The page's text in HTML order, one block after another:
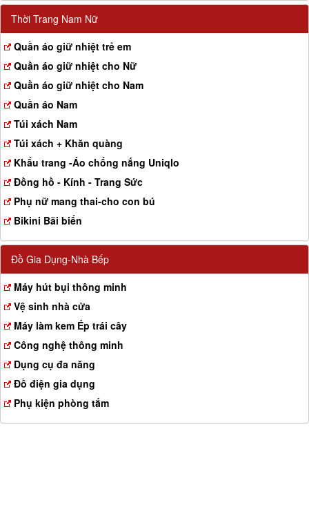
Thời Trang Nam Nữ
Quần áo giữ nhiệt trẻ em
Quần áo giữ nhiệt cho Nữ
Quần áo giữ nhiệt cho Nam
Quần áo Nam
Túi xách Nam
Túi xách + Khăn quàng
Khẩu trang -Áo chống nắng Uniqlo
Đồng hồ - Kính - Trang Sức
Phụ nữ mang thai-cho con bú
Bikini Bãi biển
Đồ Gia Dụng-Nhà Bếp
Máy hút bụi thông minh
Vệ sinh nhà cửa
Máy làm kem Ép trái cây
Công nghệ thông minh
Dụng cụ đa năng
Đồ điện gia dụng
Phụ kiện phòng tắm